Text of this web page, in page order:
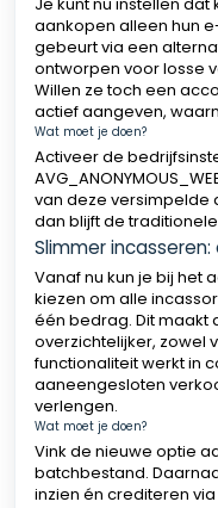
aankopen alleen hun
gebeurt via een
ontworpen voor losse
Willen ze toch een
actief aangeven,
Wat moet je doen?
Activeer de
van deze versimpelde
dan blijft de
Slimmer
Vanaf nu kun je bij het
kiezen om alle
één bedrag. Dit maakt
overzichtelijker, zowel
functionaliteit werkt in
aaneengesloten
verlengen.
Wat moet je doen?
Vink de nieuwe optie
batchbestand.
inzien én crediteren via